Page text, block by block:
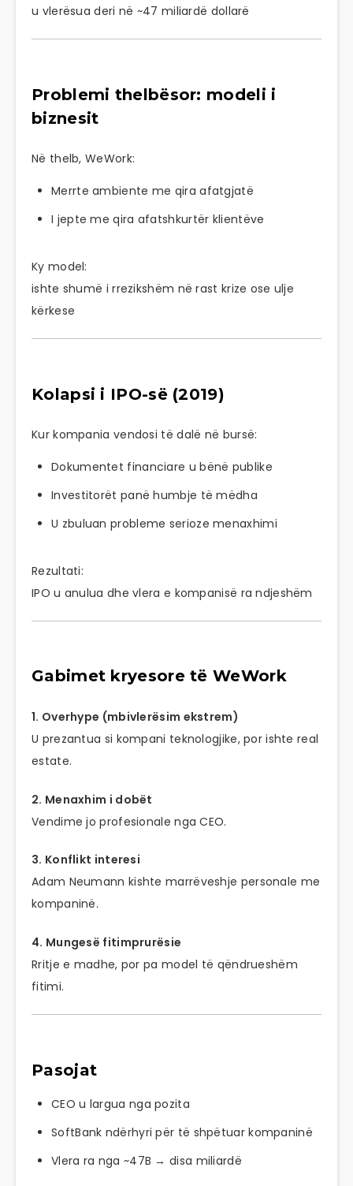
u vlerësua deri në ~47 miliardë dollarë
Problemi thelbësor: modeli i
biznesit
Në thelb, WeWork:
Merrte ambiente me qira afatgjatë
I jepte me qira afatshkurtër klientëve
Ky model:
ishte shumë i rrezikshëm në rast krize ose ulje
kërkese
Kolapsi i IPO-së (2019)
Kur kompania vendosi të dalë në bursë:
Dokumentet financiare u bënë publike
Investitorët panë humbje të mëdha
U zbuluan probleme serioze menaxhimi
Rezultati:
IPO u anulua dhe vlera e kompanisë ra ndjeshëm
Gabimet kryesore të WeWork
1. Overhype (mbivlerësim ekstrem)
U prezantua si kompani teknologjike, por ishte real
estate.
2. Menaxhim i dobët
Vendime jo profesionale nga CEO.
3. Konflikt interesi
Adam Neumann kishte marrëveshje personale me
kompaninë.
4. Mungesë fitimprurësie
Rritje e madhe, por pa model të qëndrueshëm
fitimi.
Pasojat
CEO u largua nga pozita
SoftBank ndërhyri për të shpëtuar kompaninë
Vlera ra nga ~47B → disa miliardë